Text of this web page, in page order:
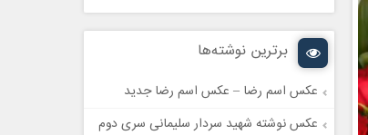
برترین نوشته‌ها
عکس اسم رضا – عکس اسم رضا جدید
عکس نوشته شهید سردار سلیمانی سری دوم